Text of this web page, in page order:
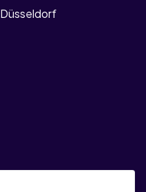
Düsseldorf